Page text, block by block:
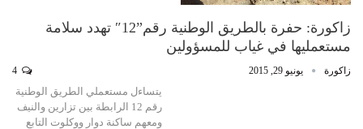
زاكورة: حفرة بالطريق الوطنية رقم”12″ تهدد سلامة
مستعمليها في غياب للمسؤولين
زاكورة يونيو 29, 2015
يتساءل مستعملي الطريق الوطنية
رقم 12 الرابطة بين تزارين والنيف
ومعهم ساكنة دوار ووكلوت التابع